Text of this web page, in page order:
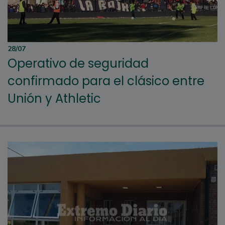
28/07
Operativo de seguridad
confirmado para el clásico entre
Unión y Athletic